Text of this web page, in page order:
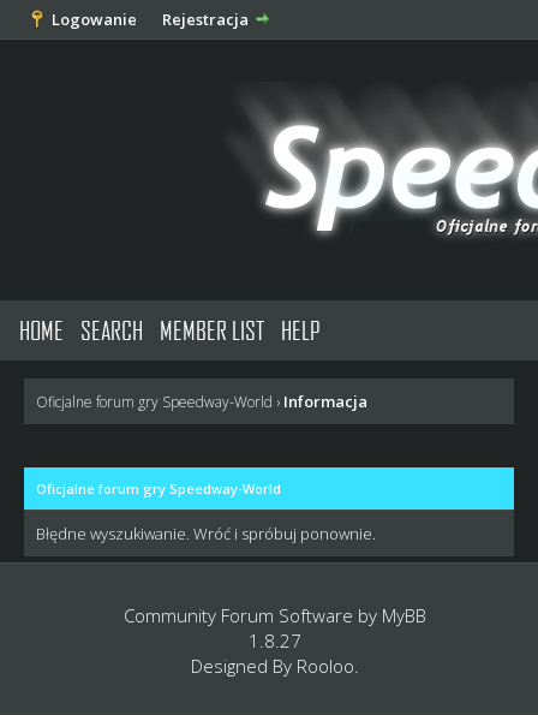
Logowanie Rejestracja
HOME SEARCH MEMBER LIST HELP
Oficjalne forum gry Speedway-World › Informacja
Oficjalne forum gry Speedway-World
Błędne wyszukiwanie. Wróć i spróbuj ponownie.
Community Forum Software by MyBB
1.8.27
Designed By Rooloo.